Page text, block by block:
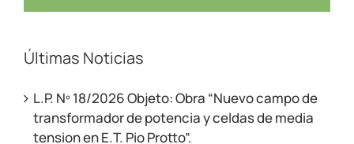
Últimas Noticias
L.P. Nº 18/2026 Objeto: Obra “Nuevo campo de
transformador de potencia y celdas de media
tension en E.T. Pio Protto”.